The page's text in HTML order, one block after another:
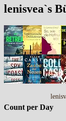
lenisvea`s
Count per Day